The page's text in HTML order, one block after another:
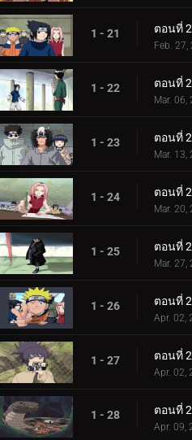
1 - 21 ตอนที่
Feb. 27,
1 - 22 ตอนที่
Mar. 06,
1 - 23 ตอนที่
Mar. 13,
1 - 24 ตอนที่
Mar. 20,
1 - 25 ตอนที่
Mar. 27,
1 - 26 ตอนที่
Apr. 02,
1 - 27 ตอนที่
Apr. 02,
1 - 28 ตอนที่
Apr. 09,